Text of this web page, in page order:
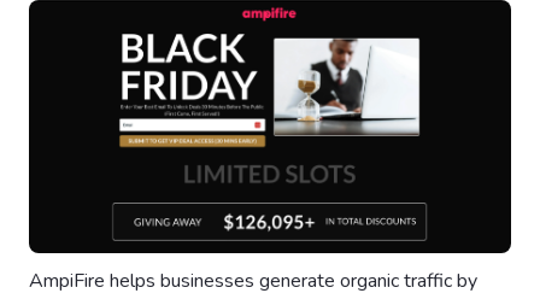
AmpiFire helps businesses generate organic traffic by